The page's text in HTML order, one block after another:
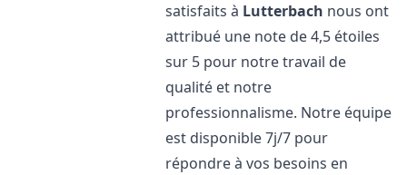
satisfaits à Lutterbach nous ont
attribué une note de 4,5 étoiles
sur 5 pour notre travail de
qualité et notre
professionnalisme. Notre équipe
est disponible 7j/7 pour
répondre à vos besoins en